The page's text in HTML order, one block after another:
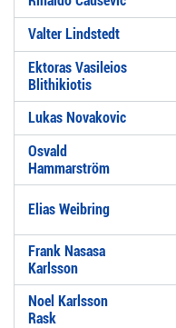
Valter Lindstedt
Ektoras Vasileios
Blithikiotis
Lukas Novakovic
Osvald
Hammarström
Elias Weibring
Frank Nasasa
Karlsson
Noel Karlsson
Rask